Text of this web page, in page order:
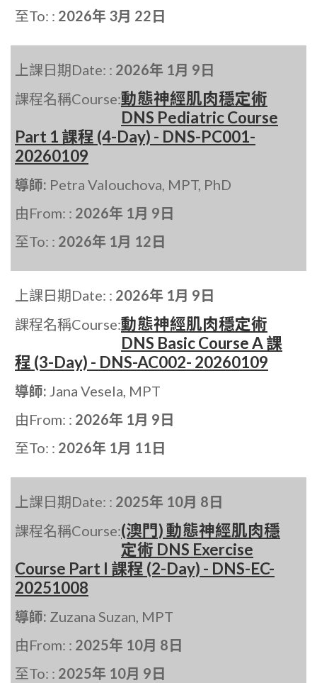
至To: : 2026年 3月 22日
上課日期Date: : 2026年 1月 9日
課程名稱Course:動態神經肌肉穩定術
DNS Pediatric Course
Part 1 課程 (4-Day) - DNS-PC001-
20260109
導師: Petra Valouchova, MPT, PhD
由From: : 2026年 1月 9日
至To: : 2026年 1月 12日
上課日期Date: : 2026年 1月 9日
課程名稱Course:動態神經肌肉穩定術
DNS Basic Course A 課
程 (3-Day) - DNS-AC002- 20260109
導師: Jana Vesela, MPT
由From: : 2026年 1月 9日
至To: : 2026年 1月 11日
上課日期Date: : 2025年 10月 8日
課程名稱Course:(澳門) 動態神經肌肉穩
定術 DNS Exercise
Course Part I 課程 (2-Day) - DNS-EC-
20251008
導師: Zuzana Suzan, MPT
由From: : 2025年 10月 8日
至To: : 2025年 10月 9日